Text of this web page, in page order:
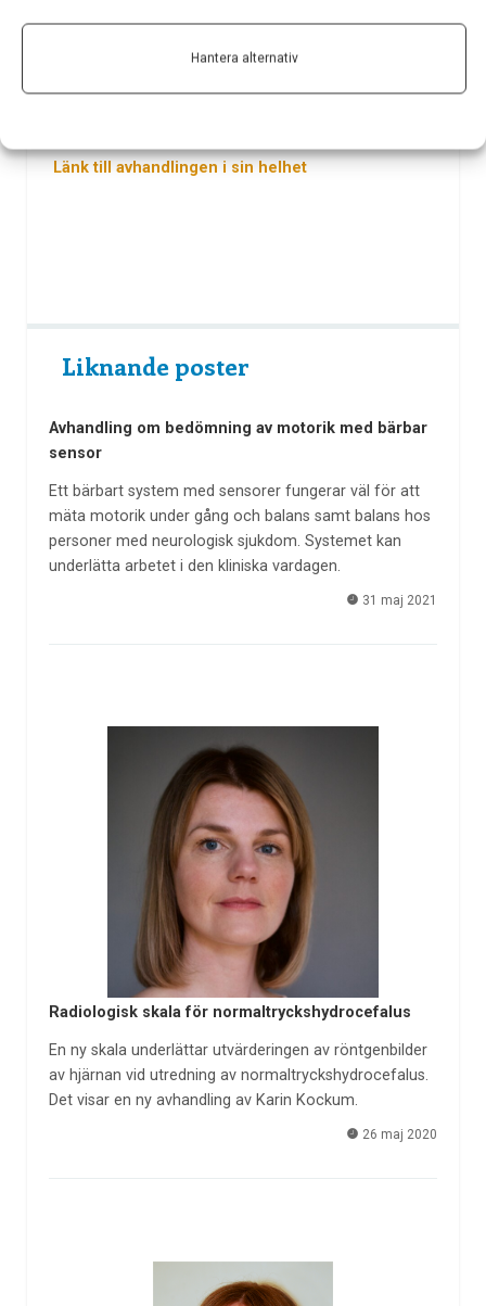
Hantera alternativ
kring inriktningen i specifika studier, slår hon fast.
Johanna Andersson disputerar med sin avhandling
Länk till avhandlingen i sin helhet
Liknande poster
Avhandling om bedömning av motorik med bärbar
sensor
Ett bärbart system med sensorer fungerar väl för att
mäta motorik under gång och balans samt balans hos
personer med neurologisk sjukdom. Systemet kan
underlätta arbetet i den kliniska vardagen.
31 maj 2021
Radiologisk skala för normaltryckshydrocefalus
En ny skala underlättar utvärderingen av röntgenbilder
av hjärnan vid utredning av normaltryckshydrocefalus.
Det visar en ny avhandling av Karin Kockum.
26 maj 2020